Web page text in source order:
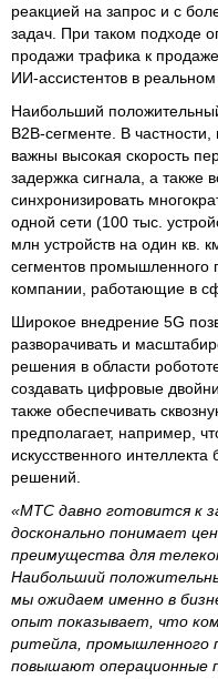
реакцией на запрос и с
задач. При таком подходе
продажи трафика к
ИИ‑ассистентов в
Наибольший
B2B‑сегменте. В
важны высокая скорость
задержка сигнала, а также
синхронизировать
одной сети (100 тыс.
млн устройств на один кв.
сегментов промышленного
компании, работающие в
Широкое внедрение 5G
разворачивать и
решения в области
создавать цифровые
также обеспечивать
предполагает, например,
искусственного
решений.
«МТС давно готовится к
досконально понимает
преимущества для
Наибольший
мы ожидаем именно в
опыт показывает, что
ритейла, промышленного
повышают операционные